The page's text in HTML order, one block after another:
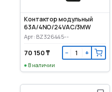
Контактор модульный
63A/4NO/24VAC/3MW
Арт: BZ326445--
70 150 ₸ − +
В наличии